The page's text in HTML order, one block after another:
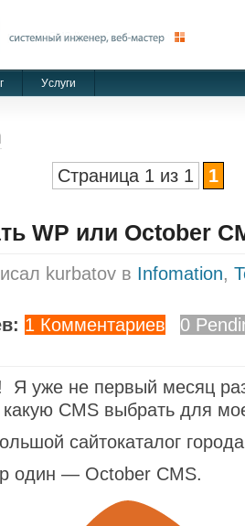
Уcлуги
Страница 1 из 1 1
WP или October
kurbatov в Infomation,
1 Комментариев
0
Я уже не первый месяц
CMS выбрать для
сайтокаталог
один — October CMS.